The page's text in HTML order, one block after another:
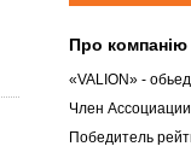
Про компанію
«VALION» -
Член
Победитель